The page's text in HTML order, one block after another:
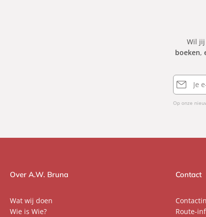
Wil
boeken,
E-
mailadres
Op onze
Over A.W. Bruna
Wat wij doen
Wie is Wie?
Contact
Route-